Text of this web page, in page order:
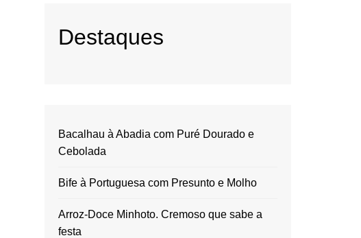
Destaques
Bacalhau à Abadia com Puré Dourado e
Cebolada
Bife à Portuguesa com Presunto e Molho
Arroz-Doce Minhoto. Cremoso que sabe a
festa